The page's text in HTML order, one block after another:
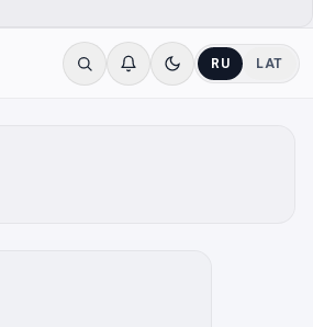
RU LAT